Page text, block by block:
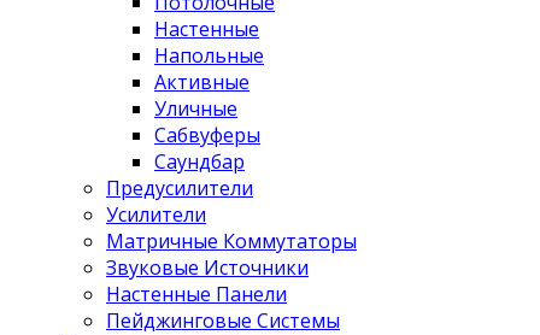
Настенные
Напольные
Активные
Уличные
Сабвуферы
Саундбар
Предусилители
Усилители
Матричные Коммутаторы
Звуковые Источники
Настенные Панели
Пейджинговые Системы